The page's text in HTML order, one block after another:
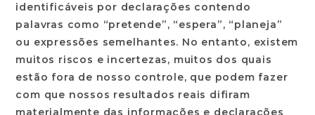
identificáveis por declarações contendo
palavras como “pretende”, “espera”, “planeja”
ou expressões semelhantes. No entanto, existem
muitos riscos e incertezas, muitos dos quais
estão fora de nosso controle, que podem fazer
com que nossos resultados reais difiram
materialmente das informações e declarações